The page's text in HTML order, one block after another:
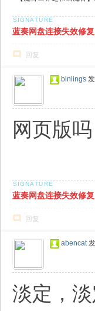
蓝奏网盘连接失效修复
回复
binlings
网页版吗
蓝奏网盘连接失效修复
回复
abencat
淡定，